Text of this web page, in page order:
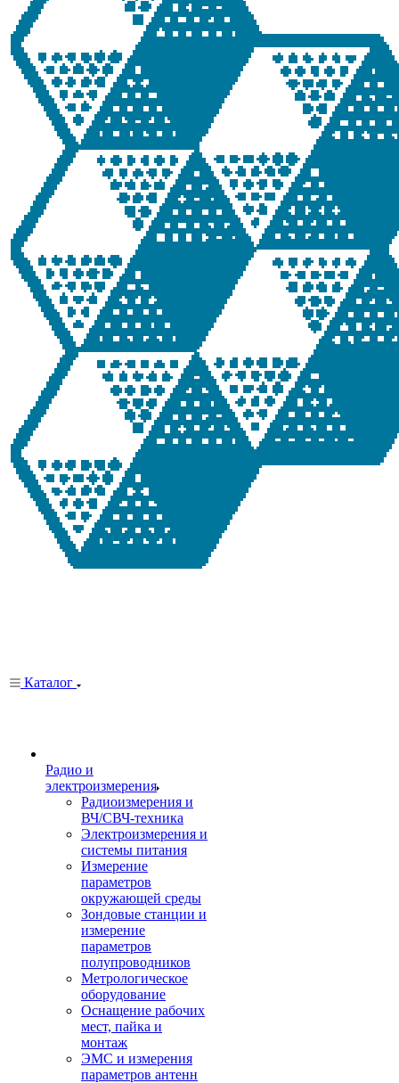
Каталог
Радио и
электроизмерения
Радиоизмерения и
ВЧ/СВЧ-техника
Электроизмерения и
системы питания
Измерение
параметров
окружающей среды
Зондовые станции и
измерение
параметров
полупроводников
Метрологическое
оборудование
Оснащение рабочих
мест, пайка и
монтаж
ЭМС и измерения
параметров антенн